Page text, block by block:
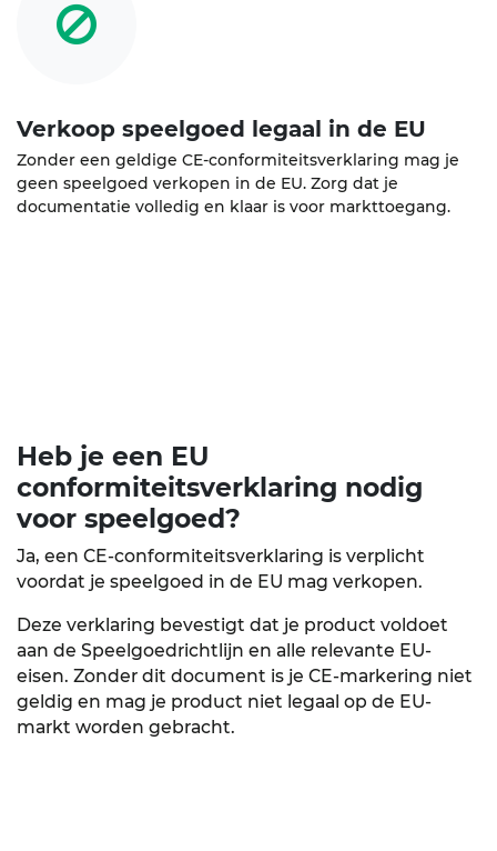
Verkoop speelgoed legaal in de EU
Zonder een geldige CE-conformiteitsverklaring mag je
geen speelgoed verkopen in de EU. Zorg dat je
documentatie volledig en klaar is voor markttoegang.
Heb je een EU
conformiteitsverklaring nodig
voor speelgoed?
Ja, een CE-conformiteitsverklaring is verplicht
voordat je speelgoed in de EU mag verkopen.
Deze verklaring bevestigt dat je product voldoet
aan de Speelgoedrichtlijn en alle relevante EU-
eisen. Zonder dit document is je CE-markering niet
geldig en mag je product niet legaal op de EU-
markt worden gebracht.